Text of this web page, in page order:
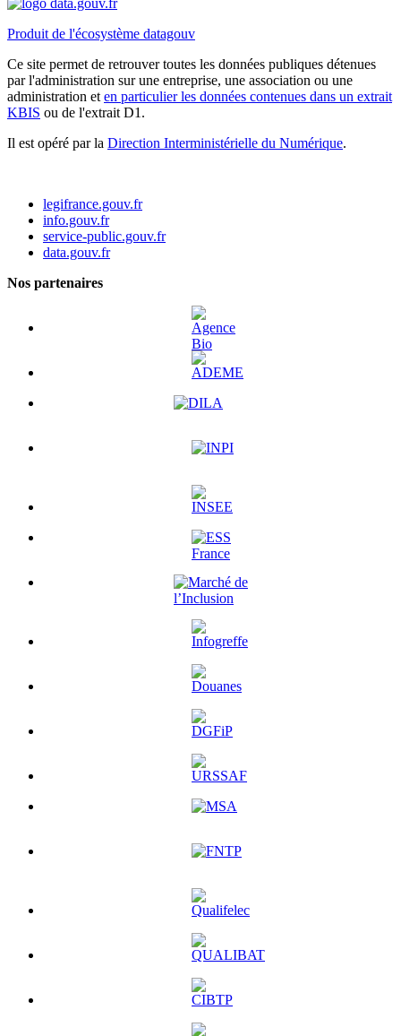
Produit de l'écosystème datagouv
Ce site permet de retrouver toutes les données publiques détenues
par l'administration sur une entreprise, une association ou une
administration et en particulier les données contenues dans un extrait
KBIS ou de l'extrait D1.
Il est opéré par la Direction Interministérielle du Numérique.
legifrance.gouv.fr
info.gouv.fr
service-public.gouv.fr
data.gouv.fr
Nos partenaires